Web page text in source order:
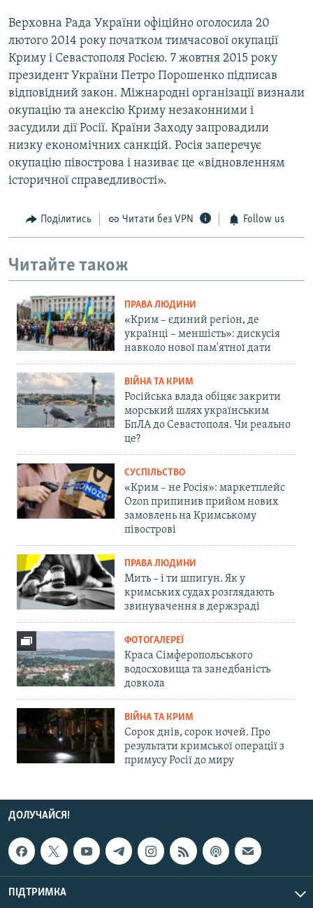
Верховна Рада України офіційно оголосила 20
лютого 2014 року початком тимчасової окупації
Криму і Севастополя Росією. 7 жовтня 2015 року
президент України Петро Порошенко підписав
відповідний закон. Міжнародні організації визнали
окупацію та анексію Криму незаконними і
засудили дії Росії. Країни Заходу запровадили
низку економічних санкцій. Росія заперечує
окупацію півострова і називає це «відновленням
історичної справедливості».
Поділитись Читати без VPN Follow us
Читайте також
ПРАВА ЛЮДИНИ
«Крим – єдиний регіон, де
українці – меншість»: дискусія
навколо нової пам'ятної дати
ВІЙНА ТА КРИМ
Російська влада обіцяє закрити
морський шлях українським
БпЛА до Севастополя. Чи реально
це?
СУСПІЛЬСТВО
«Крим – не Росія»: маркетплейс
Ozon припинив прийом нових
замовлень на Кримському
півострові
ПРАВА ЛЮДИНИ
Мить – і ти шпигун. Як у
кримських судах розглядають
звинувачення в держзраді
ФОТОГАЛЕРЕЇ
Краса Сімферопольського
водосховища та занедбаність
довкола
ВІЙНА ТА КРИМ
Сорок днів, сорок ночей. Про
результати кримської операції з
примусу Росії до миру
ДОЛУЧАЙСЯ!
ПІДТРИМКА